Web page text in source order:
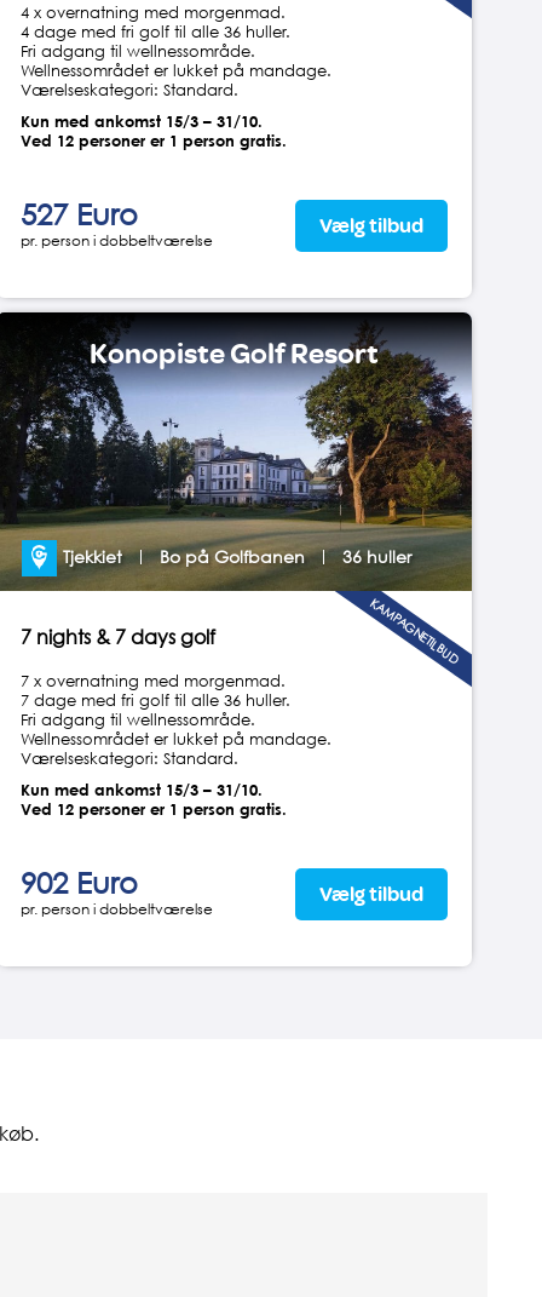
4 x overnatning med morgenmad.
4 dage med fri golf til alle 36 huller.
Fri adgang til wellnessområde.
Wellnessområdet er lukket på mandage.
Værelseskategori: Standard.
Kun med ankomst 15/3 – 31/10.
Ved 12 personer er 1 person gratis.
527 Euro
pr. person i dobbeltværelse
Vælg tilbud
Tjekkiet Bo på Golfbanen 36 huller
Konopiste Golf Resort
7 nights & 7 days golf KAMPAGNETILBUD
7 x overnatning med morgenmad.
7 dage med fri golf til alle 36 huller.
Fri adgang til wellnessområde.
Wellnessområdet er lukket på mandage.
Værelseskategori: Standard.
Kun med ankomst 15/3 – 31/10.
Ved 12 personer er 1 person gratis.
902 Euro
pr. person i dobbeltværelse
Vælg tilbud